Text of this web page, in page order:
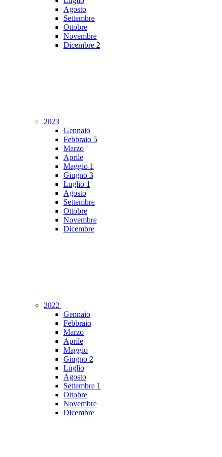
Agosto
Settembre
Ottobre
Novembre
Dicembre 2
2023
Gennaio
Febbraio 5
Marzo
Aprile
Maggio 1
Giugno 3
Luglio 1
Agosto
Settembre
Ottobre
Novembre
Dicembre
2022
Gennaio
Febbraio
Marzo
Aprile
Maggio
Giugno 2
Luglio
Agosto
Settembre 1
Ottobre
Novembre
Dicembre